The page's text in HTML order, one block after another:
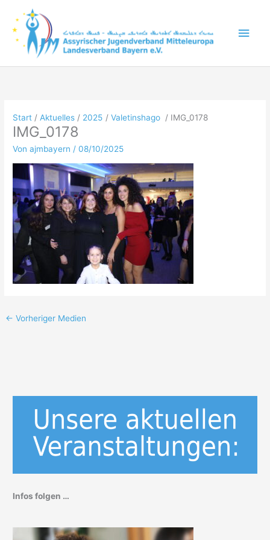
Inhalt
springen
Start Aktuelles 2025 Valetinshago IMG_0178
IMG_0178
Vonajmbayern/08/10/2025
← Vorheriger Medien
Infos folgen …